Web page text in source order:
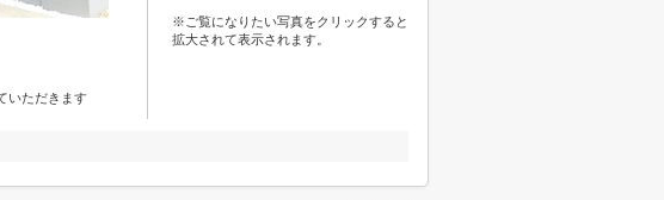
いただきます
※ご覧になりたい写真をクリックすると
拡大されて表示されます。